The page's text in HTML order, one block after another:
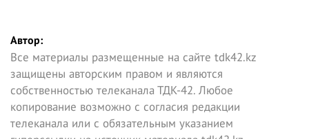
Автор:
Все материалы размещенные на сайте tdk42.kz
защищены авторским правом и являются
собственностью телеканала ТДК-42. Любое
копирование возможно с согласия редакции
телеканала или с обязательным указанием